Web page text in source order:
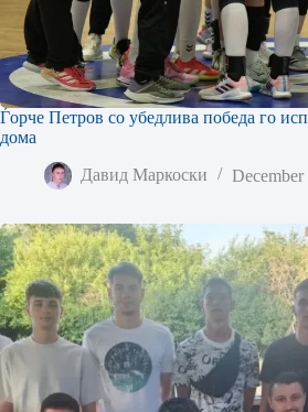
Ѓорче Петров со убедлива победа го
дома
Давид Маркоски December